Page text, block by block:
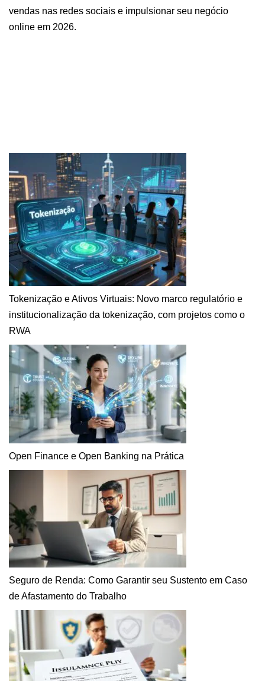
vendas nas redes sociais e impulsionar seu negócio
online em 2026.
Tokenização e Ativos Virtuais: Novo marco regulatório e
institucionalização da tokenização, com projetos como o
RWA
Open Finance e Open Banking na Prática
Seguro de Renda: Como Garantir seu Sustento em Caso
de Afastamento do Trabalho